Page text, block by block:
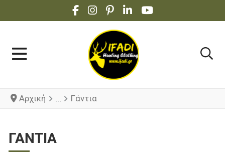
FACEBOOK SOCIAL LINK
INSTAGRAM SOCIAL LINK
PINTEREST SOCIAL LINK
LINKEDIN SOCIAL LINK
YOUTUBE SOCIAL
Αρχική Γάντια
ΓΆΝΤΙΑ